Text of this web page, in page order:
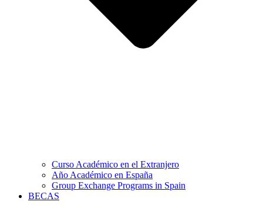
Curso Académico en el Extranjero
Año Académico en España
Group Exchange Programs in Spain
BECAS